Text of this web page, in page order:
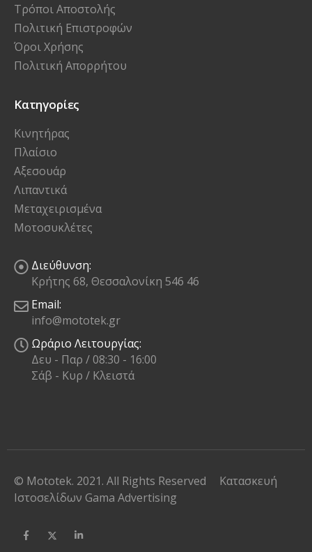
Τρόποι Αποστολής
Πολιτική Επιστροφών
Όροι Χρήσης
Πολιτική Απορρήτου
Κατηγορίες
Κινητήρας
Πλαίσιο
Αξεσουάρ
Λιπαντικά
Μεταχειρισμένα
Μοτοσυκλέτες
Διεύθυνση:
Κρήτης 68, Θεσσαλονίκη 546 46
Email:
info@mototek.gr
Ωράριο Λειτουργίας:
Δευ - Παρ / 08:30 - 16:00
Σάβ - Κυρ / Κλειστά
© Mototek. 2021. All Rights Reserved
Κατασκευή
Ιστοσελίδων Gama Advertising